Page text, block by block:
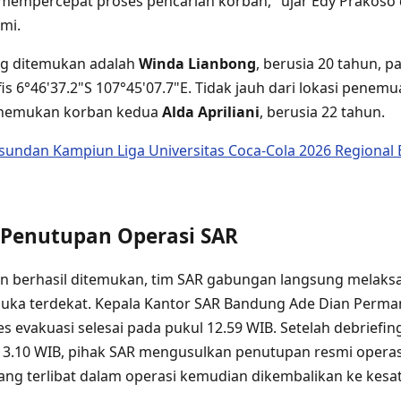
ditemukan adalah Winda Lianbong, berusia 20 tahun,
6°46'37.2"S 107°45'07.7"E. Tidak jauh dari lokasi
korban kedua Alda Apriliani, berusia 22 tahun.
Kampiun Liga Universitas Coca-Cola 2026
Operasi SAR
berhasil ditemukan, tim SAR gabungan langsung
terdekat. Kepala Kantor SAR Bandung Ade Dian
evakuasi selesai pada pukul 12.59 WIB. Setelah
WIB, pihak SAR mengusulkan penutupan resmi
terlibat dalam operasi kemudian dikembalikan ke